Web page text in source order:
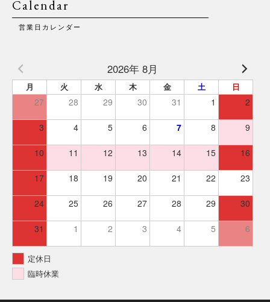
Calendar
営業日カレンダー
2026年 8月
月 火 水 木 金 土 日
27 28 29 30 31 1 2
3 4 5 6 7 8 9
10 11 12 13 14 15 16
17 18 19 20 21 22 23
24 25 26 27 28 29 30
31 1 2 3 4 5 6
定休日
臨時休業